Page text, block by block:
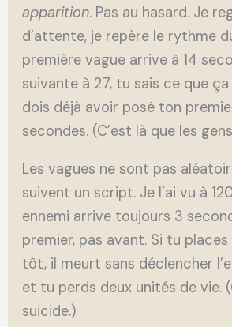
apparition. Pas au hasard. Je
d’attente, je repère le rythme
première vague arrive à 14
suivante à 27, tu sais ce que
dois déjà avoir posé ton
secondes. (C’est là que les
Les vagues ne sont pas
suivent un script. Je l’ai vu à
ennemi arrive toujours 3
premier, pas avant. Si tu
tôt, il meurt sans déclencher
et tu perds deux unités de vie.
suicide.)